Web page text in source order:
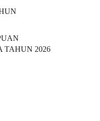
TAHUN 2026